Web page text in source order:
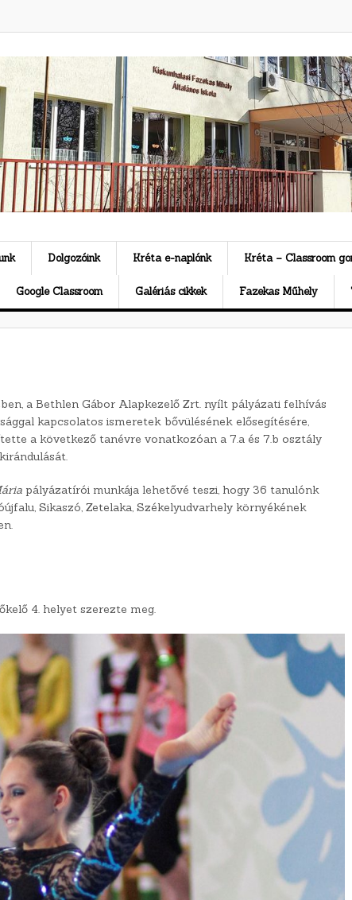
Dolgozóink Kréta e-naplónk Kréta – Classroom
Google Classroom Galériás cikkek Fazekas Műhely
a Bethlen Gábor Alapkezelő Zrt. nyílt pályázati felhívás
kapcsolatos ismeretek bővülésének elősegítésére,
a következő tanévre vonatkozóan a 7.a és 7.b osztály
pályázatírói munkája lehetővé teszi, hogy 36 tanulónk
Sikaszó, Zetelaka, Székelyudvarhely környékének
4. helyet szerezte meg.